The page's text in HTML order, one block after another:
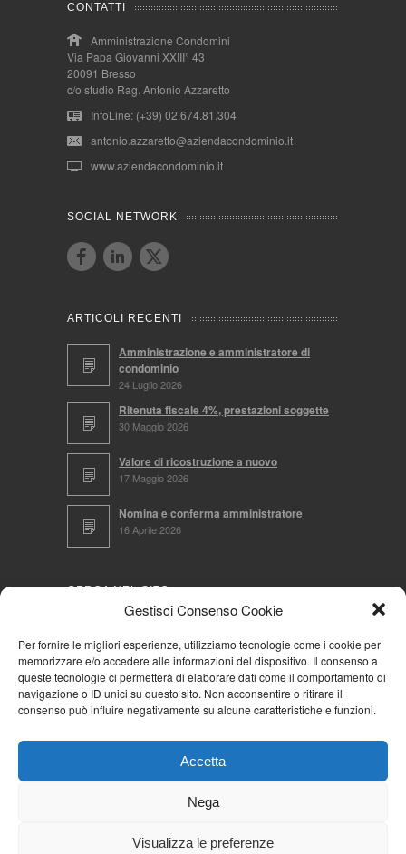
Gestisci Consenso Cookie
Per fornire le migliori esperienze, utilizziamo tecnologie come i cookie per
memorizzare e/o accedere alle informazioni del dispositivo. Il consenso a
queste tecnologie ci permetterà di elaborare dati come il comportamento di
navigazione o ID unici su questo sito. Non acconsentire o ritirare il
consenso può influire negativamente su alcune caratteristiche e funzioni.
Accetta
Nega
Visualizza le preferenze
CONTATTI
Amministrazione Condomini
Via Papa Giovanni XXIII° 43
20091 Bresso
c/o studio Rag. Antonio Azzaretto
InfoLine: (+39) 02.674.81.304
antonio.azzaretto@aziendacondominio.it
www.aziendacondominio.it
SOCIAL NETWORK
ARTICOLI RECENTI
Amministrazione e amministratore di
condominio
24 Luglio 2026
Ritenuta fiscale 4%, prestazioni soggette
30 Maggio 2026
Valore di ricostruzione a nuovo
17 Maggio 2026
Nomina e conferma amministratore
16 Aprile 2026
CERCA NEL SITO
NAVIGA PER
Mappa completa
Cookie Policy (UE)
Iscriviti alla Community AziendaCondominio